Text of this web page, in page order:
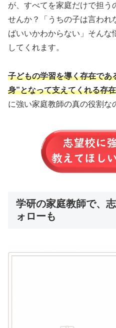
が、すべてを家庭だけで担う
せんか？「うちの子は言われ
ばいいかわからない」そん
してくれます。
子どもの学習を導く存在であ
身”となって支えてくれる存在
に強い家庭教師の真の役割な
学研の家庭教師で、
ォローも